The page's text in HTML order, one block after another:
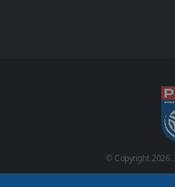
© Copyright2026 .